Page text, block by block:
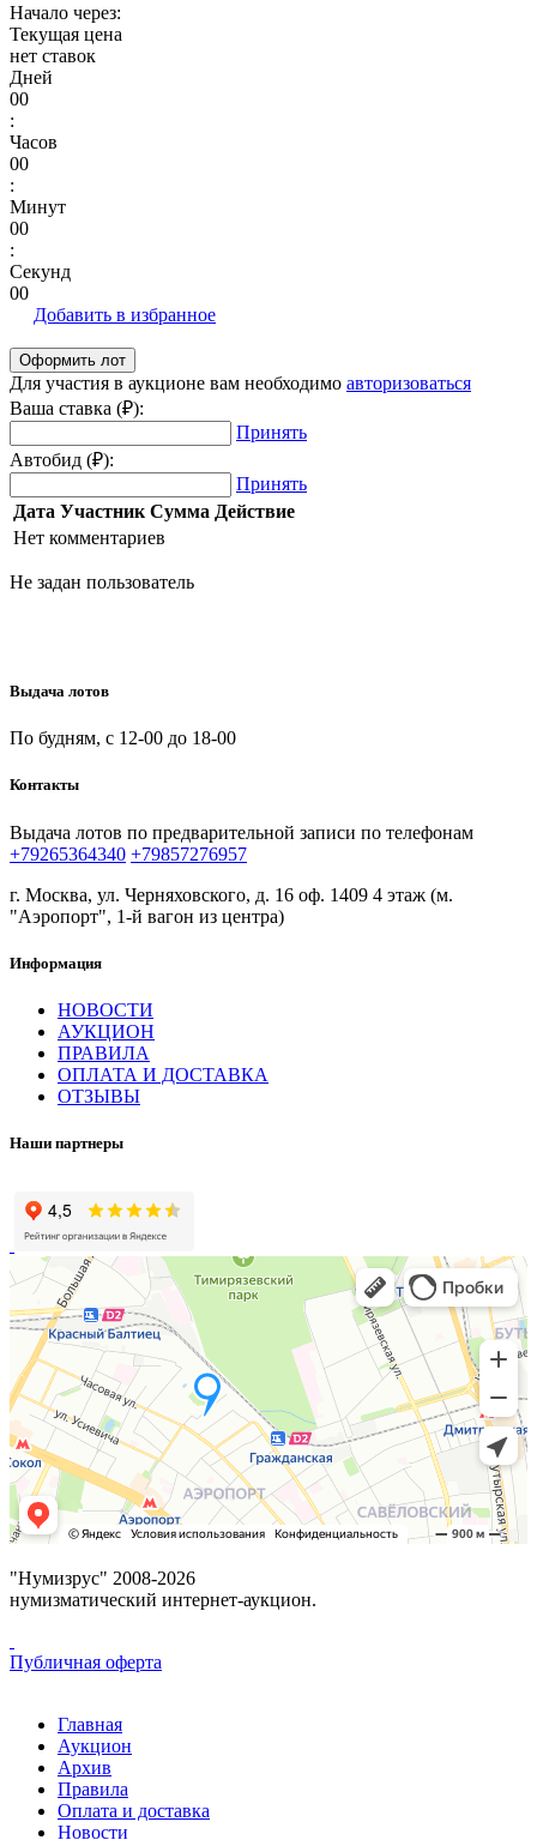
Начало через:
Текущая цена
нет ставок
Дней
00
:
Часов
00
:
Минут
00
:
Секунд
00
Добавить в избранное
Для участия в аукционе вам необходимо авторизоваться
Ваша ставка (₽):
Принять
Автобид (₽):
Принять
Дата Участник Сумма Действие
Нет комментариев
Не задан пользователь
Выдача лотов
По будням, с 12-00 до 18-00
Контакты
Выдача лотов по предварительной записи по телефонам
+79265364340 +79857276957
г. Москва, ул. Черняховского, д. 16 оф. 1409 4 этаж (м.
"Аэропорт", 1-й вагон из центра)
Информация
НОВОСТИ
АУКЦИОН
ПРАВИЛА
ОПЛАТА И ДОСТАВКА
ОТЗЫВЫ
Наши партнеры
"Нумизрус" 2008-2026
нумизматический интернет-аукцион.
Публичная оферта
Главная
Аукцион
Архив
Правила
Оплата и доставка
Новости